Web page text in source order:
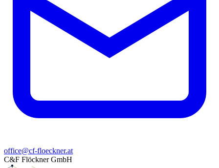
office@cf-floeckner.at
C&F Flöckner GmbH